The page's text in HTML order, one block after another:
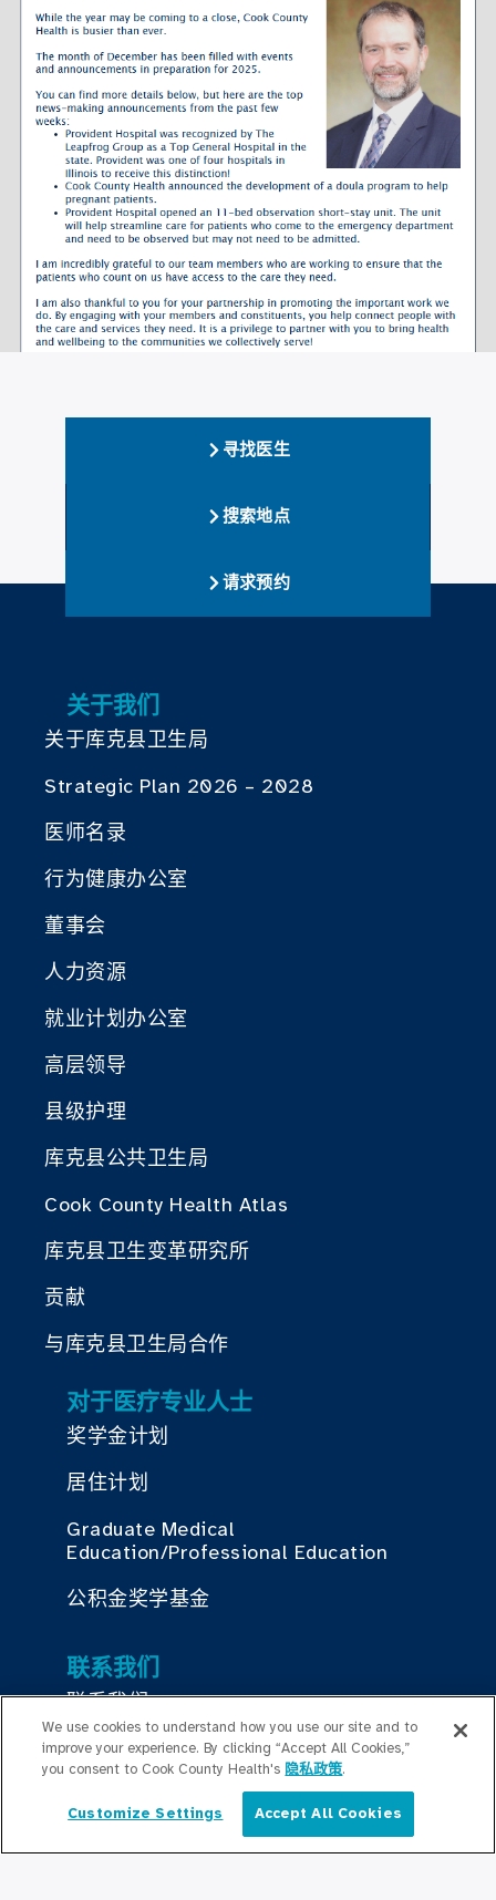
寻找医生
搜索地点
请求预约
关于我们
关于库克县卫生局
Strategic Plan 2026 – 2028
医师名录
行为健康办公室
董事会
人力资源
就业计划办公室
高层领导
县级护理
库克县公共卫生局
Cook County Health Atlas
库克县卫生变革研究所
贡献
与库克县卫生局合作
对于医疗专业人士
奖学金计划
居住计划
Graduate Medical
Education/Professional Education
公积金奖学基金
联系我们
联系我们
保持更新
编辑部
新闻稿
简体中文
We use cookies to understand how you use our site and to
improve your experience. By clicking “Accept All Cookies,”
you consent to Cook County Health's 隐私政策.
Customize Settings Accept All Cookies